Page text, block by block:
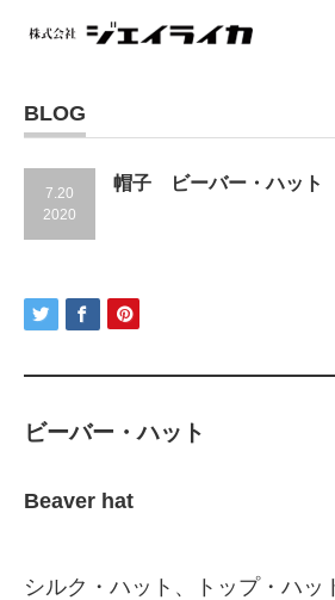
BLOG
7.20
2020
帽子 ビーバー・ハット
ビーバー・ハット
Beaver hat
シルク・ハット、トップ・ハッ